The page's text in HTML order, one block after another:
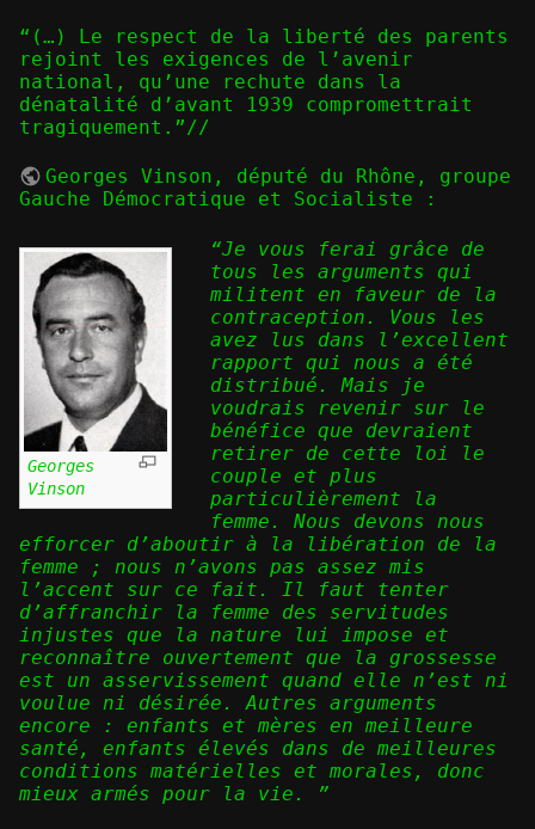
“(…) Le respect de la liberté des parents
rejoint les exigences de l’avenir
national, qu’une rechute dans la
dénatalité d’avant 1939 compromettrait
tragiquement.”//
Georges Vinson , député du Rhône, groupe
Gauche Démocratique et Socialiste :
Georges
Vinson
“Je vous ferai grâce de
tous les arguments qui
militent en faveur de la
contraception. Vous les
avez lus dans l’excellent
rapport qui nous a été
distribué. Mais je
voudrais revenir sur le
bénéfice que devraient
retirer de cette loi le
couple et plus
particulièrement la
femme. Nous devons nous
efforcer d’aboutir à la libération de la
femme ; nous n’avons pas assez mis
l’accent sur ce fait. Il faut tenter
d’affranchir la femme des servitudes
injustes que la nature lui impose et
reconnaître ouvertement que la grossesse
est un asservissement quand elle n’est ni
voulue ni désirée. Autres arguments
encore : enfants et mères en meilleure
santé, enfants élevés dans de meilleures
conditions matérielles et morales, donc
mieux armés pour la vie. ”